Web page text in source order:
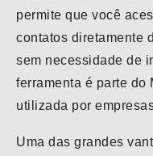
permite que você
contatos diretamente
sem necessidade de
ferramenta é parte do
utilizada por
Uma das grandes